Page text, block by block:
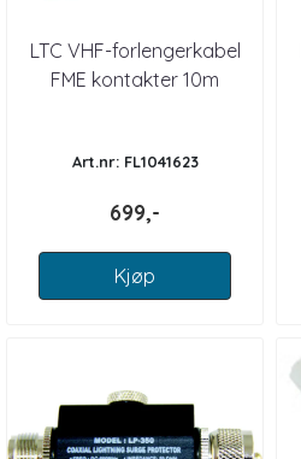
LTC VHF-forlengerkabel
FME kontakter 10m
Art.nr: FL1041623
699,-
Kjøp